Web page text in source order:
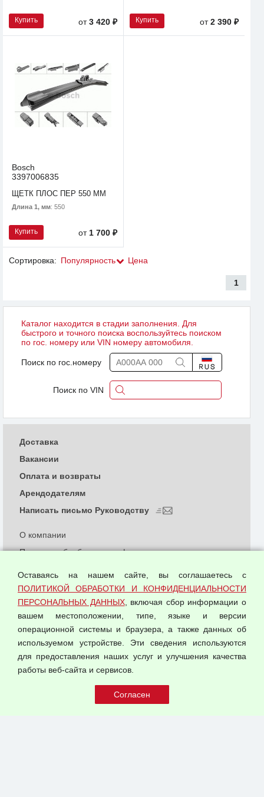
Купить от3 420 ₽ Купить от2 390 ₽
Bosch
3397006835
ЩЕТК ПЛОС ПЕР 550 MM
Длина 1, мм: 550
Купить от1 700 ₽
Сортировка: Популярность Цена
1
Каталог находится в стадии заполнения. Для
быстрого и точного поиска воспользуйтесь поиском
по гос. номеру или VIN номеру автомобиля.
Поиск по гос.номеру
Поиск по VIN
© 2026 ООО "Феникс"
О компании
Политика обработки и конфиденциальности
Согласием на обработку персональных данных
Оферта оптовой купли-продажи
Публичная оферта
Доставка
Вакансии
Оплата и возвраты
Арендодателям
Написать письмо Руководству
Оставаясь на нашем сайте, вы соглашаетесь с
ПОЛИТИКОЙ ОБРАБОТКИ И КОНФИДЕНЦИАЛЬНОСТИ
ПЕРСОНАЛЬНЫХ ДАННЫХ, включая сбор информации о
вашем местоположении, типе, языке и версии
операционной системы и браузера, а также данных об
используемом устройстве. Эти сведения используются
для предоставления наших услуг и улучшения качества
работы веб-сайта и сервисов.